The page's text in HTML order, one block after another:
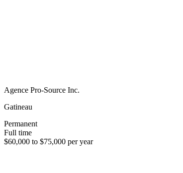
Agence Pro-Source Inc.
Gatineau
Permanent
Full time
$60,000 to $75,000 per year